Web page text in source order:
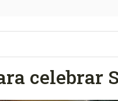
celebrar